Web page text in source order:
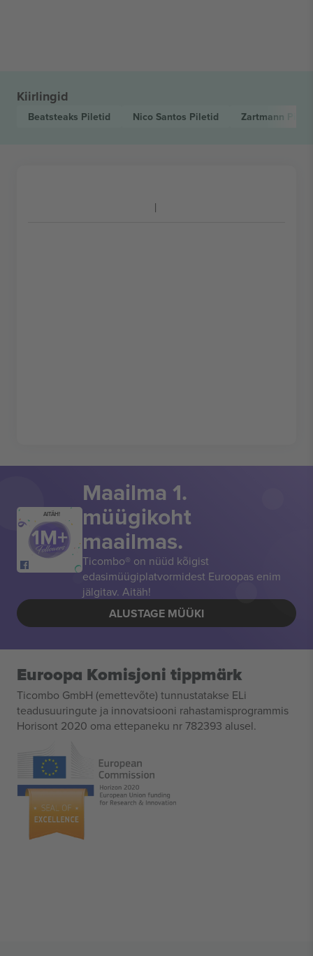
Kiirlingid
Beatsteaks Piletid Nico Santos Piletid Zartmann
AITÄH!
Maailma 1.
müügikoht
maailmas.
Ticombo® on nüüd kõigist
edasimüügiplatvormidest Euroopas enim
jälgitav. Aitäh!
ALUSTAGE MÜÜKI
Euroopa Komisjoni tippmärk
Ticombo GmbH (emettevõte) tunnustatakse ELi
teadusuuringute ja innovatsiooni rahastamisprogrammis
Horisont 2020 oma ettepaneku nr 782393 alusel.